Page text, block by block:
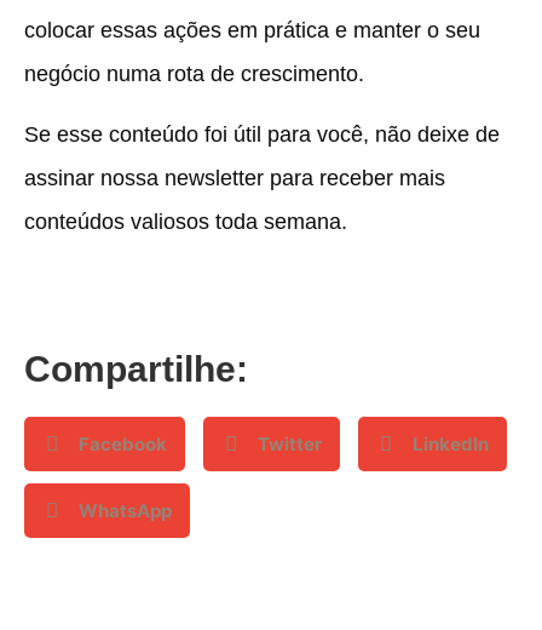
colocar essas ações em prática e manter o seu
negócio numa rota de crescimento.
Se esse conteúdo foi útil para você, não deixe de
assinar nossa newsletter para receber mais
conteúdos valiosos toda semana.
Compartilhe:
Facebook Twitter LinkedIn
WhatsApp